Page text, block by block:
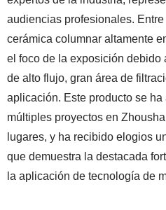
audiencias profesionales.
cerámica columnar altamente
el foco de la exposición debido
de alto flujo, gran área de
aplicación. Este producto se
múltiples proyectos en
lugares, y ha recibido elogios
que demuestra la destacada
la aplicación de tecnología de